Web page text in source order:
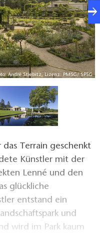
André Stiebitz, Lizenz: PMSG/ SPSG
Terrain geschenkt
Künstler mit der
Lenné und den
glückliche
entstand ein
und
wird im Park kaum